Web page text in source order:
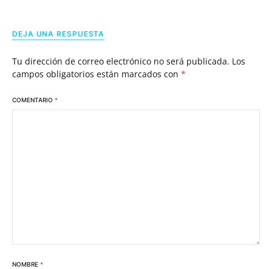
DEJA UNA RESPUESTA
Tu dirección de correo electrónico no será publicada. Los
campos obligatorios están marcados con *
COMENTARIO *
NOMBRE *